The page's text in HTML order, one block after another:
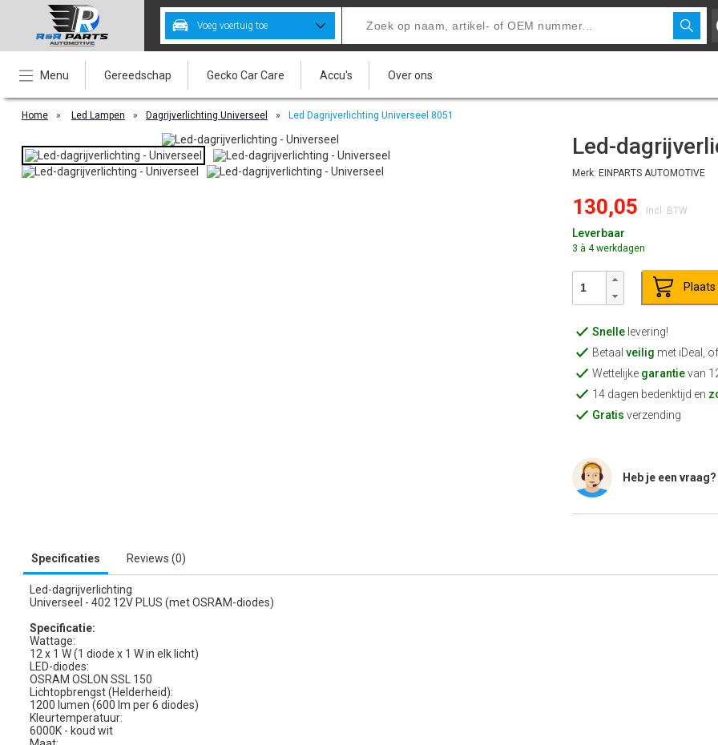
Voeg voertuig toe
Menu Gereedschap Gecko Car Care Accu's Over ons
Home » Led Lampen » Dagrijverlichting Universeel » Led Dagrijverlichting Universeel 8051
Led-
Merk: EINPARTS AUTOMOTIVE
130,05 Incl. BTW
Leverbaar
3 à 4 werkdagen
Snellelevering!
Betaal veilig met iDeal,
Wettelijke garantievan
14 dagen bedenktijd en
Gratis verzending
Heb je een vraag?
Specificaties Reviews (0)
Led-dagrijverlichting
Universeel - 402 12V PLUS (met OSRAM-diodes)
Specificatie:
Wattage:
12 x 1 W (1 diode x 1 W in elk licht)
LED-diodes:
OSRAM OSLON SSL 150
Lichtopbrengst (Helderheid):
1200 lumen (600 lm per 6 diodes)
Kleurtemperatuur:
6000K - koud wit